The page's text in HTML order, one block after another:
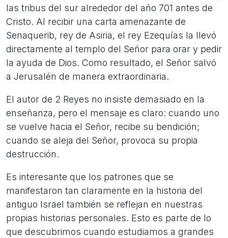
las tribus del sur alrededor del año 701 antes de
Cristo. Al recibir una carta amenazante de
Senaquerib, rey de Asiria, el rey Ezequías la llevó
directamente al templo del Señor para orar y pedir
la ayuda de Dios. Como resultado, el Señor salvó
a Jerusalén de manera extraordinaria.
El autor de 2 Reyes no insiste demasiado en la
enseñanza, pero el mensaje es claro: cuando uno
se vuelve hacia el Señor, recibe su bendición;
cuando se aleja del Señor, provoca su propia
destrucción.
Es interesante que los patrones que se
manifestaron tan claramente en la historia del
antiguo Israel también se reflejan en nuestras
propias historias personales. Esto es parte de lo
que descubrimos cuando estudiamos a grandes